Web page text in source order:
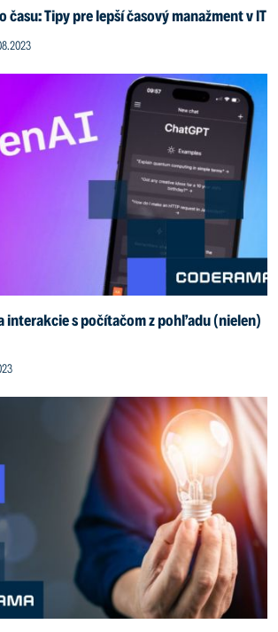
času: Tipy pre lepší časový manažment v IT
interakcie s počítačom z pohľadu (nielen)